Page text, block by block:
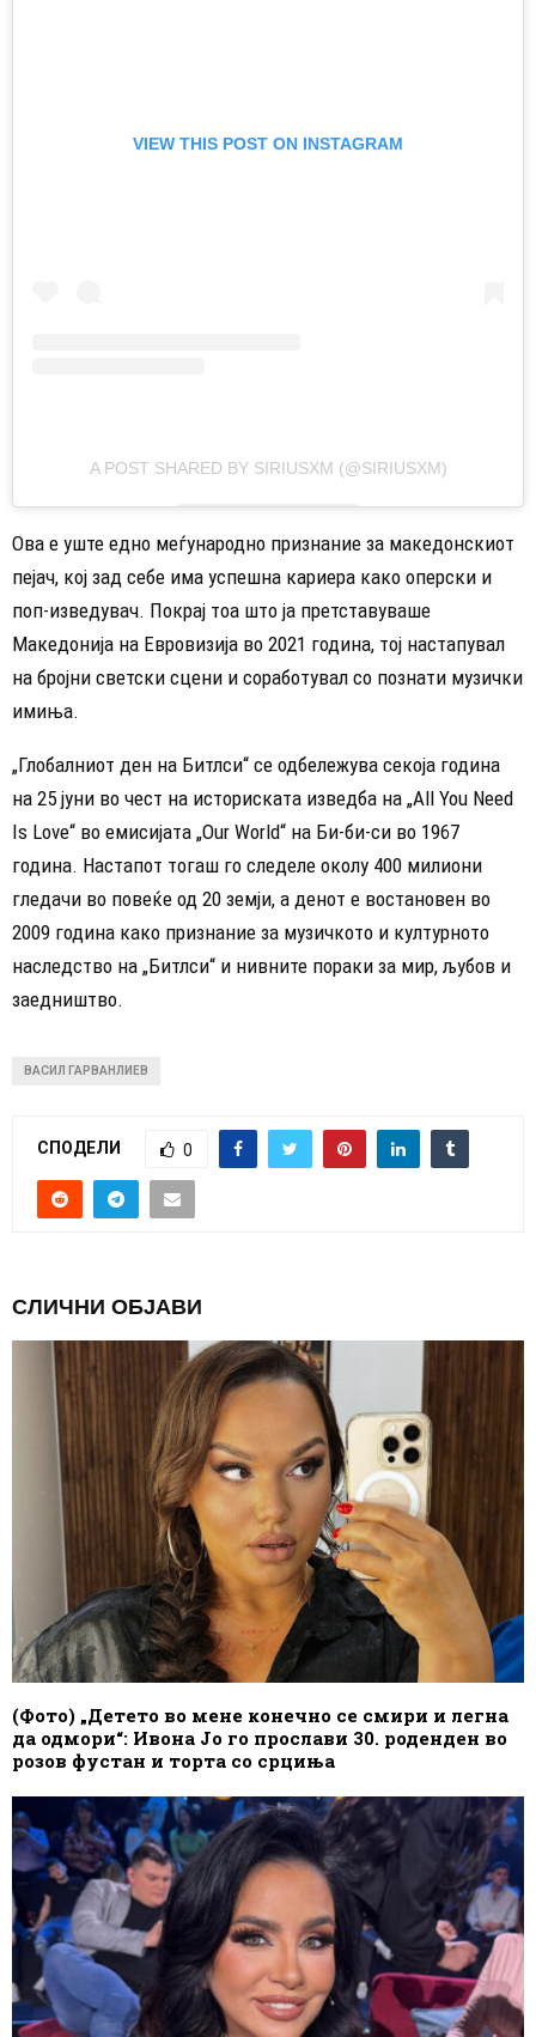
VIEW THIS POST ON INSTAGRAM
A POST SHARED BY SIRIUSXM (@SIRIUSXM)
Ова е уште едно меѓународно признание за македонскиот
пејач, кој зад себе има успешна кариера како оперски и
поп-изведувач. Покрај тоа што ја претставуваше
Македонија на Евровизија во 2021 година, тој настапувал
на бројни светски сцени и соработувал со познати музички
имиња.
„Глобалниот ден на Битлси“ се одбележува секоја година
на 25 јуни во чест на историската изведба на „All You Need
Is Love“ во емисијата „Our World“ на Би-би-си во 1967
година. Настапот тогаш го следеле околу 400 милиони
гледачи во повеќе од 20 земји, а денот е востановен во
2009 година како признание за музичкото и културното
наследство на „Битлси“ и нивните пораки за мир, љубов и
заедништво.
ВАСИЛ ГАРВАНЛИЕВ
СПОДЕЛИ 0
СЛИЧНИ ОБЈАВИ
(Фото) „Детето во мене конечно се смири и легна
да одмори“: Ивона Јо го прослави 30. роденден во
розов фустан и торта со срциња